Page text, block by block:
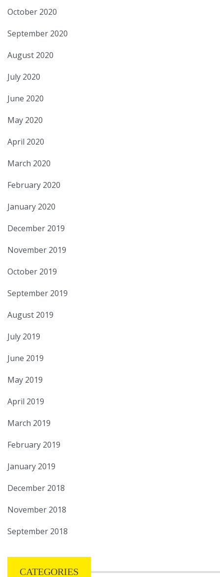
October 2020
September 2020
August 2020
July 2020
June 2020
May 2020
April 2020
March 2020
February 2020
January 2020
December 2019
November 2019
October 2019
September 2019
August 2019
July 2019
June 2019
May 2019
April 2019
March 2019
February 2019
January 2019
December 2018
November 2018
September 2018
CATEGORIES